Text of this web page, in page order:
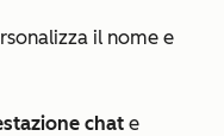
il nome e
chat e